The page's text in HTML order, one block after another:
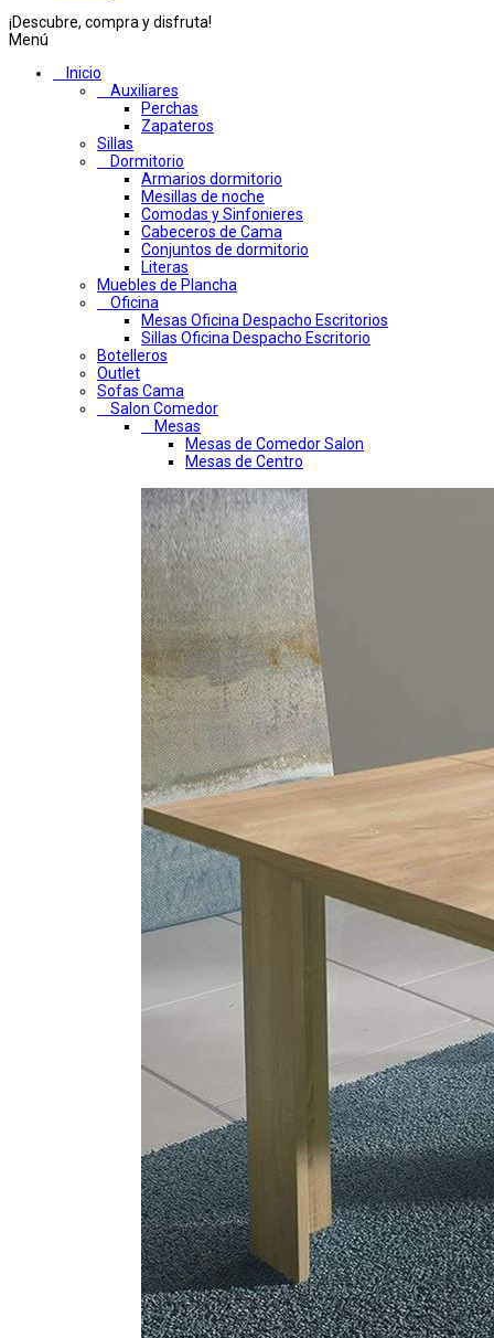
¡Descubre, compra y disfruta!
Menú
Inicio
Auxiliares
Perchas
Zapateros
Sillas
Dormitorio
Armarios dormitorio
Mesillas de noche
Comodas y Sinfonieres
Cabeceros de Cama
Conjuntos de dormitorio
Literas
Muebles de Plancha
Oficina
Mesas Oficina Despacho Escritorios
Sillas Oficina Despacho Escritorio
Botelleros
Outlet
Sofas Cama
Salon Comedor
Mesas
Mesas de Comedor Salon
Mesas de Centro